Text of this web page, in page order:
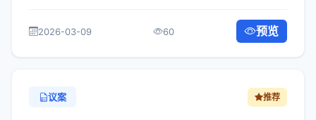
各直属机构： 为深入贯彻落实习近平...
2026-03-09 60 预览
议案 推荐